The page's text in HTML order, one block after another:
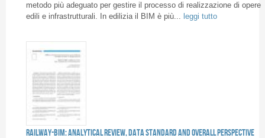
metodo più adeguato per gestire il processo di realizzazione di opere
edili e infrastrutturali. In edilizia il BIM è più... leggi tutto
Railway-BIM: analytical review, data standard and overall perspective